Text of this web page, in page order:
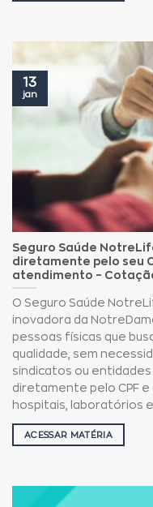
Seguro Saúde
diretamente pelo seu
atendimento –
O Seguro Saúde
inovadora da
pessoas físicas que
qualidade, sem
sindicatos ou
diretamente pelo CPF e
hospitais, laboratórios e
ACESSAR MATÉRIA
13
jan